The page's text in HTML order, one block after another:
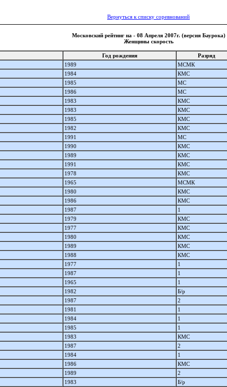
Вернуться к списку соревнований
Московский рейтинг на - 08 Апреля 2007г. (версия Баурока)
Женщины скорость
Год рождения Разряд
1989 МСМК
1984 КМС
1985 МС
1986 МС
1983 КМС
1983 КМС
1985 КМС
1982 КМС
1991 МС
1990 КМС
1989 КМС
1991 КМС
1978 КМС
1965 МСМК
1980 КМС
1986 КМС
1987 1
1979 КМС
1977 КМС
1980 КМС
1989 КМС
1988 КМС
1977 1
1987 1
1965 1
1982 Б/р
1987 2
1981 1
1984 1
1985 1
1983 КМС
1987 2
1984 1
1986 КМС
1989 2
1983 Б/р